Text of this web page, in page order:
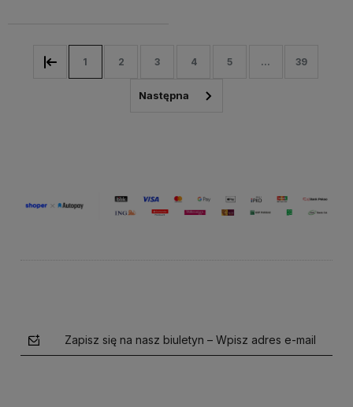
1 2 3 4 5 ... 39
Zapisz się na nasz biuletyn – Wpisz adres e-mail